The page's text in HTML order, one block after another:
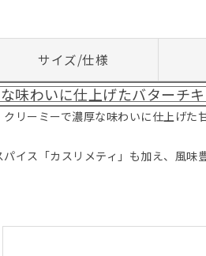
サイズ/仕様
味わいに仕上げたバターチ
リーミーで濃厚な味わいに仕上げた
イス「カスリメティ」も加え、風味